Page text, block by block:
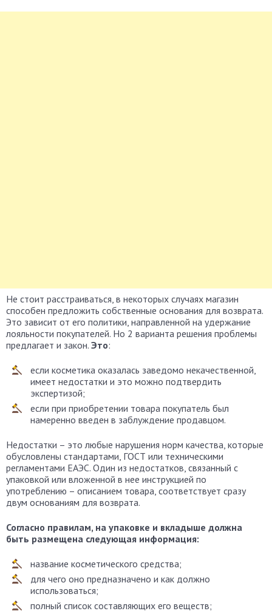
Не стоит расстраиваться, в некоторых случаях магазин
способен предложить собственные основания для возврата.
Это зависит от его политики, направленной на удержание
лояльности покупателей. Но 2 варианта решения проблемы
предлагает и закон. Это:
если косметика оказалась заведомо некачественной,
имеет недостатки и это можно подтвердить
экспертизой;
если при приобретении товара покупатель был
намеренно введен в заблуждение продавцом.
Недостатки – это любые нарушения норм качества, которые
обусловлены стандартами, ГОСТ или техническими
регламентами ЕАЭС. Один из недостатков, связанный с
упаковкой или вложенной в нее инструкцией по
употреблению – описанием товара, соответствует сразу
двум основаниям для возврата.
Согласно правилам, на упаковке и вкладыше должна
быть размещена следующая информация:
название косметического средства;
для чего оно предназначено и как должно
использоваться;
полный список составляющих его веществ;